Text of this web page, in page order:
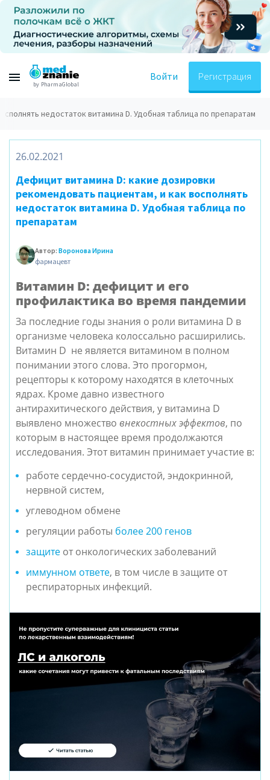
by PharmaGlobal
Войти Регистрация
недостаток витамина D. Удобная таблица по препаратам
26.02.2021
Дефицит витамина D: какие дозировки
рекомендовать пациентам, и как восполнять
недостаток витамина D. Удобная таблица по
препаратам
Автор: Воронова Ирина
фармацевт
Витамин D: дефицит и его
профилактика во время пандемии
За последние годы знания о роли витамина D в
организме человека колоссально расширились.
Витамин D не является витамином в полном
понимании этого слова. Это прогормон,
рецепторы к которому находятся в клеточных
ядрах. Кроме давно известного
антирахитического действия, у витамина D
выявлено множество внекостных эффектов, по
которым в настоящее время продолжаются
исследования. Этот витамин принимает участие в:
работе сердечно-сосудистой, эндокринной,
нервной систем,
углеводном обмене
регуляции работы более 200 генов
защите от онкологических заболеваний
иммунном ответе, в том числе в защите от
респираторных инфекций.